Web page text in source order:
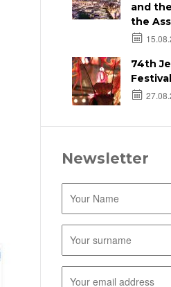
and
the
74th
Festival
Newsletter